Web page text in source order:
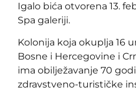
Igalo bića otvorena 13.
Spa galeriji.
Kolonija koja okuplja 16
Bosne i Hercegovine i
ima obilježavanje 70
zdravstveno-turističke